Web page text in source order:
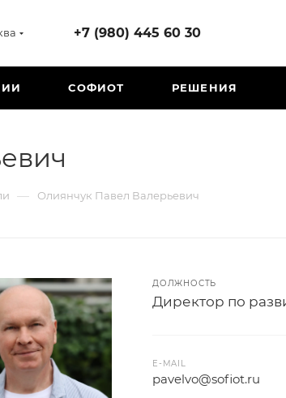
+7 (980) 445 60 30
СОФИОТ РЕШЕНИЯ
— Олиянчук Павел Валерьевич
ДОЛЖНОСТЬ
Директор по
E-MAIL
pavelvo@sofiot.ru